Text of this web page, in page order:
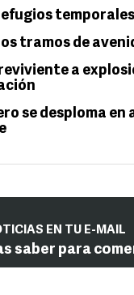
temporales
tramos de
a
se desploma en
EN TU E-MAIL
saber para